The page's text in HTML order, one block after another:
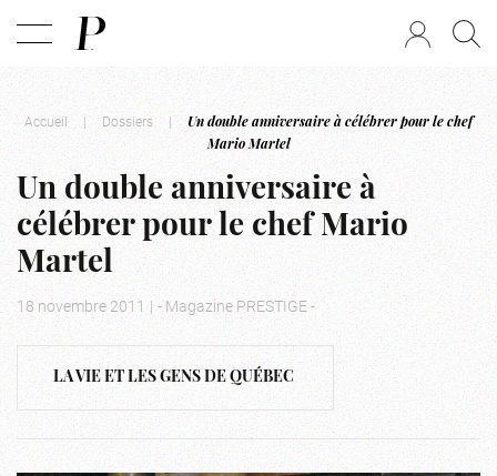
Accueil | Dossiers |
Un double anniversaire à célébrer pour le chef
Mario Martel
Un double anniversaire à
célébrer pour le chef Mario
Martel
18 novembre 2011 | - Magazine PRESTIGE -
LA VIE ET LES GENS DE QUÉBEC